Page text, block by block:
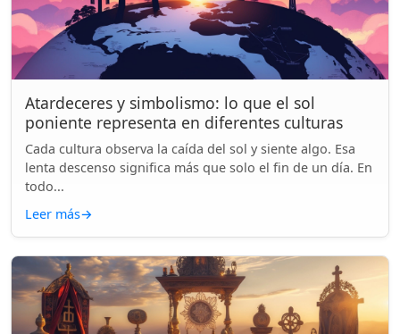
Atardeceres y simbolismo: lo que el sol
poniente representa en diferentes culturas
Cada cultura observa la caída del sol y siente algo. Esa
lenta descenso significa más que solo el fin de un día. En
todo...
Leer más→